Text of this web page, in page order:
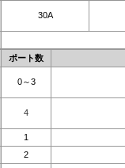
30A
ポート数
0～3
4
1
2